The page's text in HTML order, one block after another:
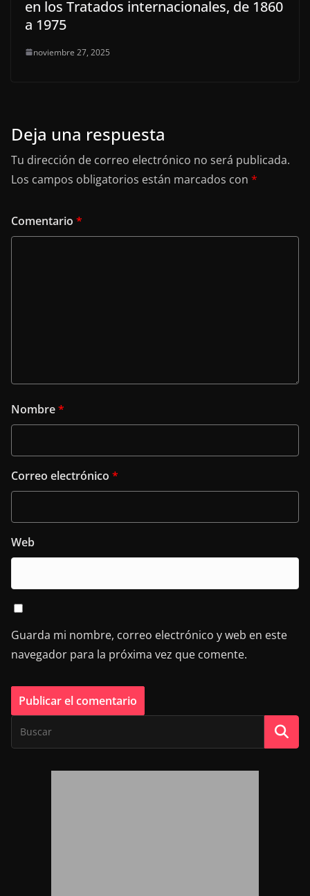
en los Tratados internacionales, de 1860
a 1975
noviembre 27, 2025
Deja una respuesta
Tu dirección de correo electrónico no será publicada.
Los campos obligatorios están marcados con *
Comentario *
Nombre*
Correo electrónico *
Web
Guarda mi nombre, correo electrónico y web en este
navegador para la próxima vez que comente.